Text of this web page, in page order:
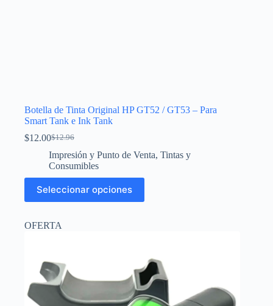
Botella de Tinta Original HP GT52 / GT53 – Para
Smart Tank e Ink Tank
$12.96
El
precio
original
$12.96.
$12.00El
precio
actual
$12.00.
Impresión y Punto de Venta, Tintas y
Consumibles
Seleccionar opciones
Este
producto
tiene
variantes.
pueden
elegir
en
OFERTA